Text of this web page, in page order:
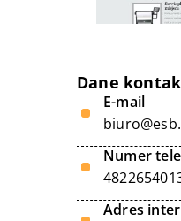
Dane
E-mail
Numer
Adres